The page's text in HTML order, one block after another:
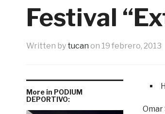
Festival
Written by tucan on 19 febrero, 2013
More in PODIUM
DEPORTIVO:
Omar